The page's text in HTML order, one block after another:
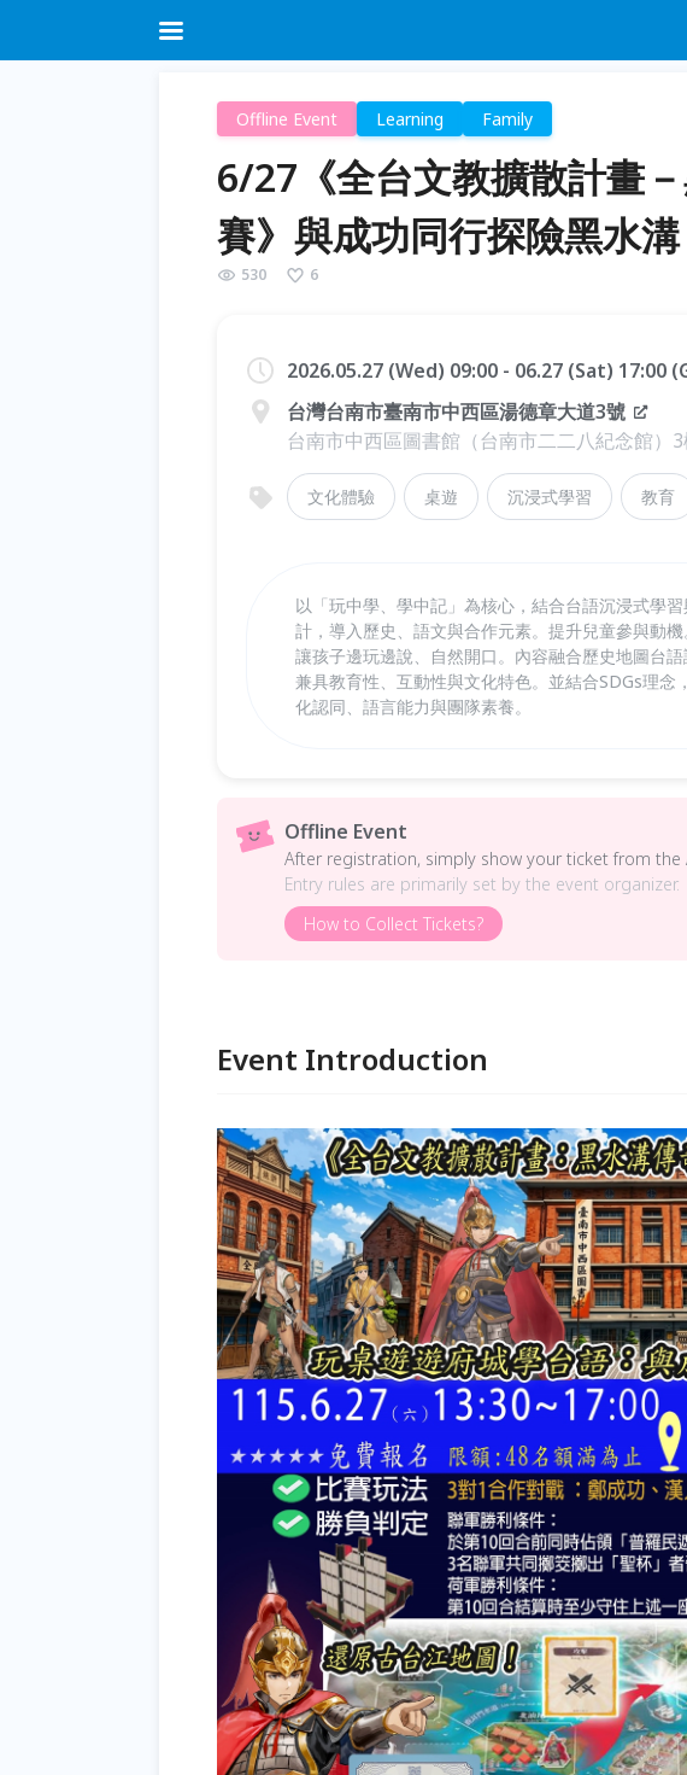
Offline Event Learning Family
6/27《全台文教擴散計畫
賽》與成功同行探險黑水溝
530 6
2026.05.27 (Wed) 09:00 - 06.27 (Sat) 17:00
台灣台南市臺南市中西區湯德章大道3號
台南市中西區圖書館（台南市二二八紀念館）
文化體驗 桌遊 沉浸式學習 教育
以「玩中學、學中記」為核心，結合台語沉浸式學
計，導入歷史、語文與合作元素。提升兒童參與動
讓孩子邊玩邊說、自然開口。內容融合歷史地圖台
兼具教育性、互動性與文化特色。並結合SDGs理
化認同、語言能力與團隊素養。
Offline Event
After registration, simply show your ticket from the
Entry rules are primarily set by the event organizer.
How to Collect Tickets?
Event Introduction